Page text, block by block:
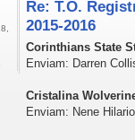
Re: T.O.
2015-2016
Corinthians State
Enviam: Darren
Cristalina
Enviam: Nene